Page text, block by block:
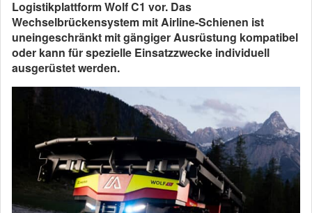
Logistikplattform Wolf C1 vor. Das
Wechselbrückensystem mit Airline-Schienen ist
uneingeschränkt mit gängiger Ausrüstung kompatibel
oder kann für spezielle Einsatzzwecke individuell
ausgerüstet werden.